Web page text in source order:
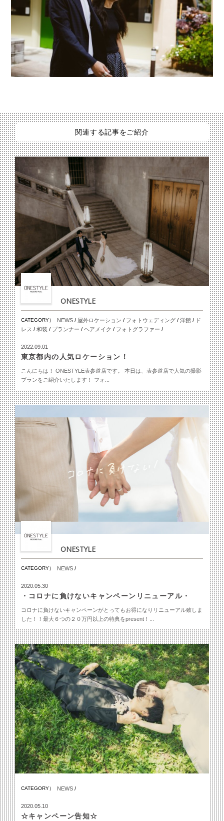
関連する記事をご紹介
ONESTYLE
CATEGORY） NEWS/ 屋外ロケーション / フォトウェディング/ 洋館/
ド
レス / 和装 / プランナー / ヘアメイク / フォトグラファー /
2022.09.01
東京都内の人気ロケーション！
こんにちは！ ONESTYLE表参道店です。 本日は、表参道店で人気の撮影
プランをご紹介いたします！ フォ...
ONESTYLE
CATEGORY） NEWS/
2020.05.30
・コロナに負けないキャンペーンリニューアル・
コロナに負けないキャンペーンがとってもお得になりリニューアル致しま
した！！最大６つの２０万円以上の特典をpresent！...
CATEGORY） NEWS/
2020.05.10
☆キャンペーン告知☆